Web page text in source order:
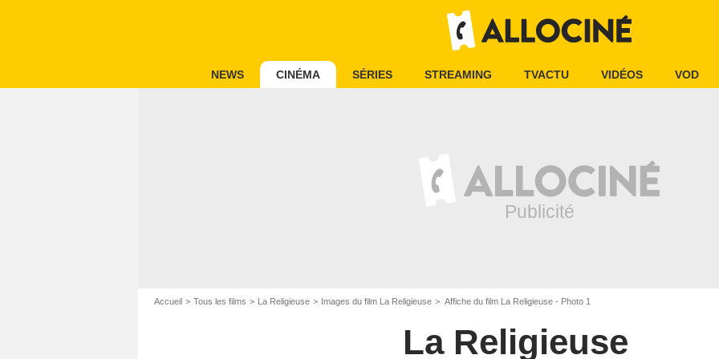
NEWS CINÉMA SÉRIES STREAMING TVACTU VIDÉOS VOD
Accueil Tous les films La Religieuse Images du film La Religieuse Affiche du film La Religieuse - Photo 1
La Religieuse